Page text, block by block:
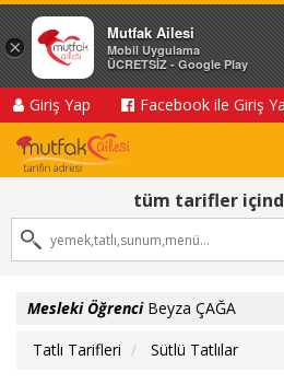
Giriş Yap Facebook ile Giriş
tüm tarifler
Mesleki ÖğrenciBeyza ÇAĞA
Tatlı Tarifleri
Sütlü Tatlılar
×
Mutfak Ailesi
Mobil Uygulama
ÜCRETSİZ - Google Play